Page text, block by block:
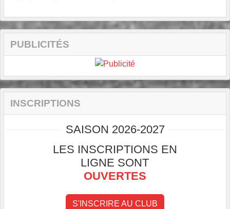
PUBLICITÉS
INSCRIPTIONS
SAISON 2026-2027
LES INSCRIPTIONS EN
LIGNE SONT
OUVERTES
S'INSCRIRE AU CLUB